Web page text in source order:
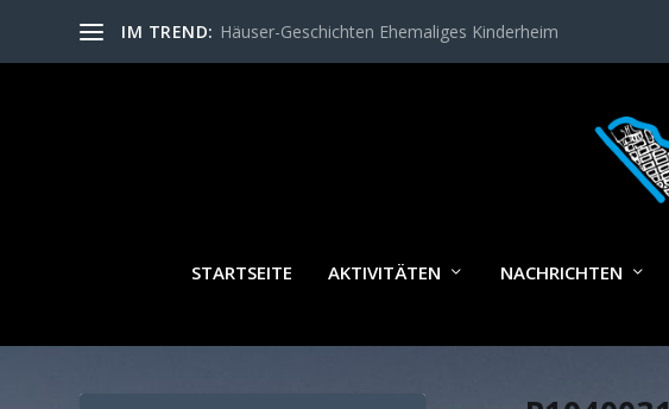
IM TREND: Häuser-Geschichten Ehemaliges Kinderheim
STARTSEITE AKTIVITÄTEN NACHRICHTEN